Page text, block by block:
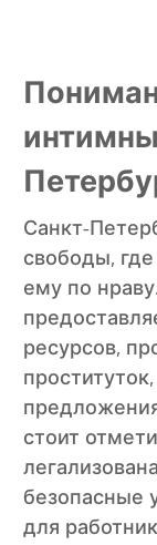
Санкт-
свободы,
ему по
ресурсов,
стоит
безопасные
для